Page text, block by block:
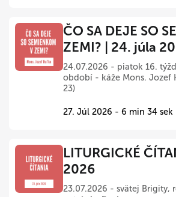
ČO SA DEJE SO
ZEMI? | 24. júla
24.07.2026 - piatok 16.
období - káže Mons. Jozef
23)
27. Júl 2026 - 6 min 34 sek
LITURGICKÉ
2026
23.07.2026 - svätej Brigity,